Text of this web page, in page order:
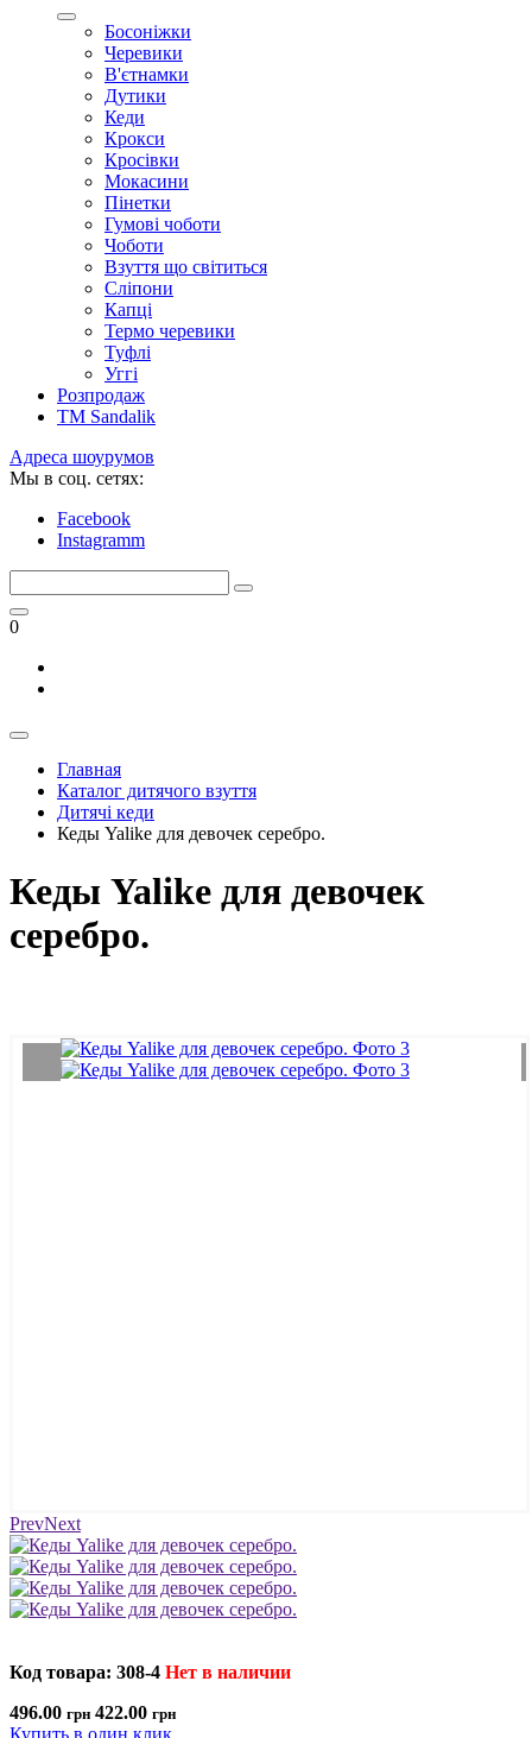
Босоніжки
Черевики
В'єтнамки
Дутики
Кеди
Крокси
Кросівки
Мокасини
Пінетки
Гумові чоботи
Чоботи
Взуття що світиться
Сліпони
Капці
Термо черевики
Туфлі
Уггі
Розпродаж
TM Sandalik
Адреса шоурумов
Мы в соц. сетях:
Facebook
Instagramm
0
Главная
Каталог дитячого взуття
Дитячі кеди
Кеды Yalike для девочек серебро.
Кеды Yalike для девочек
серебро.
PrevNext
Код товара: 308-4 Нет в наличии
496.00 грн 422.00 грн
Купить в один клик